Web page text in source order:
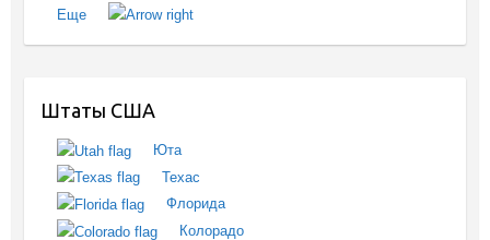
Еще
Штаты США
Юта
Техас
Флорида
Колорадо